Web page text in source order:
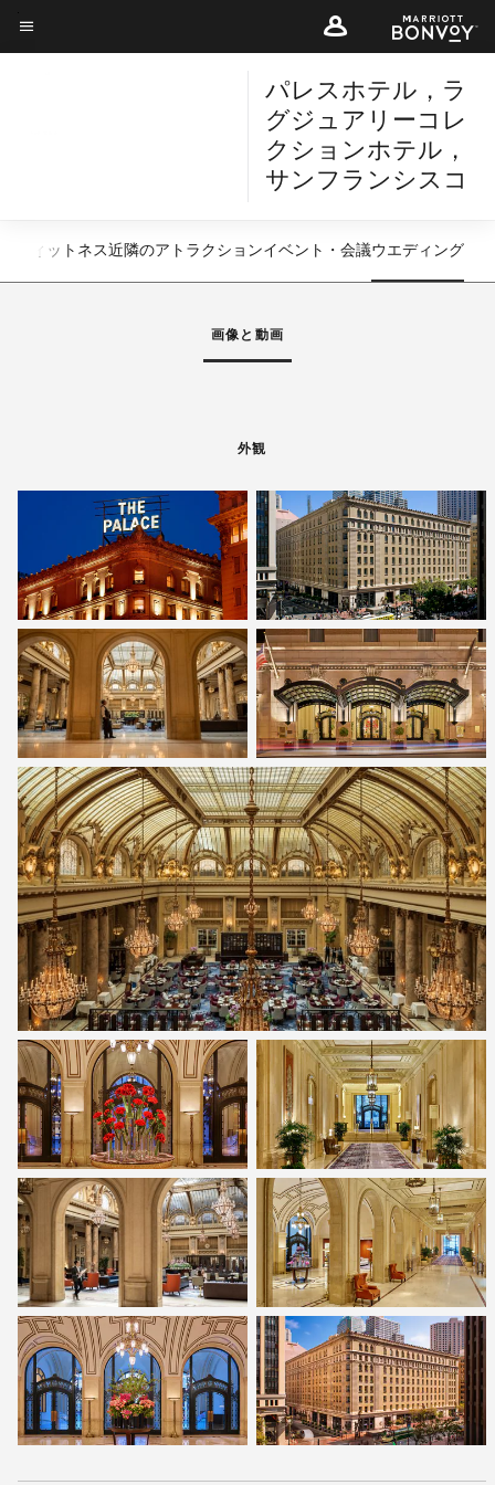
Skip
toメニューのテキスト
パレスホテル，ラ
グジュアリーコレ
クションホテル，
サンフランシスコ
左矢印
フィットネス近隣のアトラクションイベント・会議ウエディング
画像と動画
外観